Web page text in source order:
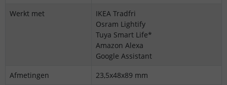
Werkt met
IKEA Tradfri
Osram Lightify
Tuya Smart Life*
Amazon Alexa
Google Assistant
Afmetingen
23,5x48x89 mm